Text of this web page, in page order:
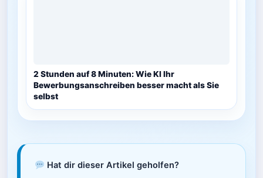
2 Stunden auf 8 Minuten: Wie KI Ihr
Bewerbungsanschreiben besser macht als Sie
selbst
Hat dir dieser Artikel geholfen?